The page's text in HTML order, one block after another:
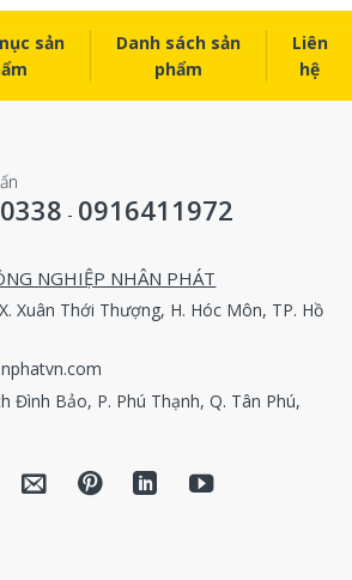
valve series
&Pressure sensor
Wheel and other spare parts
1089057574 1089057564 1089057544
sản
Danh sách sản
phẩm
Liên
hệ
- 0916411972
NGHIỆP NHÂN PHÁT
Xuân Thới Thượng, H. Hóc Môn, TP. Hồ
Đình Bảo, P. Phú Thạnh, Q. Tân Phú,